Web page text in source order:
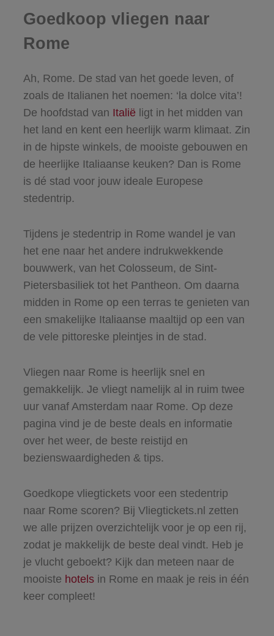
Goedkoop vliegen naar
Rome
Ah, Rome. De stad van het goede leven, of
zoals de Italianen het noemen: ‘la dolce vita’!
De hoofdstad van Italië ligt in het midden van
het land en kent een heerlijk warm klimaat. Zin
in de hipste winkels, de mooiste gebouwen en
de heerlijke Italiaanse keuken? Dan is Rome
is dé stad voor jouw ideale Europese
stedentrip.
Tijdens je stedentrip in Rome wandel je van
het ene naar het andere indrukwekkende
bouwwerk, van het Colosseum, de Sint-
Pietersbasiliek tot het Pantheon. Om daarna
midden in Rome op een terras te genieten van
een smakelijke Italiaanse maaltijd op een van
de vele pittoreske pleintjes in de stad.
Vliegen naar Rome is heerlijk snel en
gemakkelijk. Je vliegt namelijk al in ruim twee
uur vanaf Amsterdam naar Rome. Op deze
pagina vind je de beste deals en informatie
over het weer, de beste reistijd en
bezienswaardigheden & tips.
Goedkope vliegtickets voor een stedentrip
naar Rome scoren? Bij Vliegtickets.nl zetten
we alle prijzen overzichtelijk voor je op een rij,
zodat je makkelijk de beste deal vindt. Heb je
je vlucht geboekt? Kijk dan meteen naar de
mooiste hotels in Rome en maak je reis in één
keer compleet!